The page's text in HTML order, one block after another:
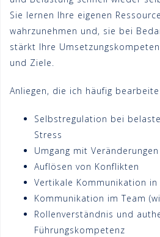
Sie lernen Ihre eigenen
wahrzunehmen und, sie bei
stärkt Ihre
und Ziele.
Anliegen, die ich häufig
Selbstregulation bei
Stress
Umgang mit Veränderungen
Auflösen von Konflikten
Vertikale Kommunikation
Kommunikation im Team
Rollenverständnis und
Führungskompetenz